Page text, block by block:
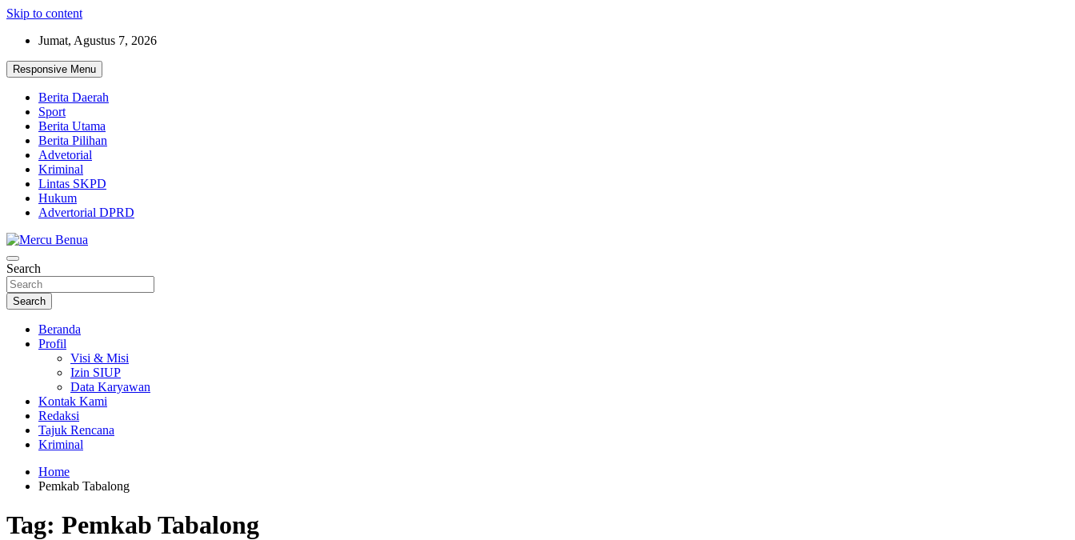
Skip to content
Jumat, Agustus 7, 2026
Responsive Menu
Berita Daerah
Sport
Berita Utama
Berita Pilihan
Advetorial
Kriminal
Lintas SKPD
Hukum
Advertorial DPRD
Mercu Benua
Suara Masyarakat Bawah
Search
Search
Beranda
Profil
Visi & Misi
Izin SIUP
Data Karyawan
Kontak Kami
Redaksi
Tajuk Rencana
Kriminal
Home
Pemkab Tabalong
Tag: Pemkab Tabalong